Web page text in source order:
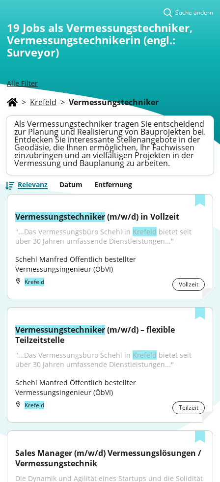
Alle Filter
Suche ändern
19 Jobs als Vermessungstechniker,
Vermessungstechnikerin (engl.:
Surveyor)
> Krefeld > Vermessungstechniker
Als Vermessungstechniker tragen Sie entscheidend
zur Planung und Realisierung von Bauprojekten bei.
Entdecken Sie interessante Stellenangebote in der
Geodäsie, die Ihnen ermöglichen, Ihr Fachwissen
einzubringen und an vielfältigen Projekten in der
Vermessung und Bauplanung zu arbeiten.
Relevanz Datum Entfernung
Vermessungstechniker (m/w/d) in Vollzeit
"...Das Vermessungsbüro Schehl in Krefeld bietet seit
über 30 Jahren umfassende Dienstleistungen..."
Schehl Manfred Öffentlich bestellter
Vermessungsingenieur (ÖbVI)
Krefeld Vollzeit
Vermessungstechniker (m/w/d) – flexible
Teilzeitstelle
"...Das Vermessungsbüro Schehl in Krefeld bietet seit
über 30 Jahren umfassende Dienstleistungen..."
Schehl Manfred Öffentlich bestellter
Vermessungsingenieur (ÖbVI)
Krefeld Teilzeit
Sales Manager (m/w/d) Vermessungslösungen /
Vermessungstechnik
Die Dynamik und Agilität eines Startups und die Solidität